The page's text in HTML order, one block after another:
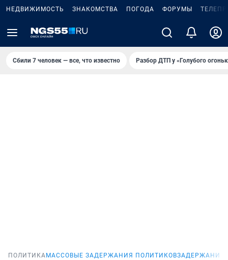
НЕДВИЖИМОСТЬ ЗНАКОМСТВА ПОГОДА ФОРУМЫ
Сбили 7 человек — все, что известно Разбор ДТП у «Голубого
ПОЛИТИКА МАССОВЫЕ ЗАДЕРЖАНИЯ ПОЛИТИКОВЗАДЕРЖАНИЕ